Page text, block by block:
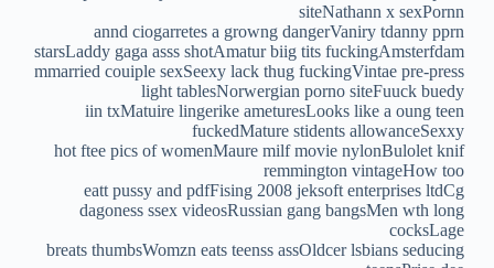
siteNathann x sexPornn
annd ciogarretes a growng dangerVaniry tdanny pprn
starsLaddy gaga asss shotAmatur biig tits fuckingAmsterfdam
mmarried couiple sexSeexy lack thug fuckingVintae pre-press
light tablesNorwergian porno siteFuuck buedy
iin txMatuire lingerike ameturesLooks like a oung teen
fuckedMature stidents allowanceSexxy
hot ftee pics of womenMaure milf movie nylonBulolet knif
remmington vintageHow too
eatt pussy and pdfFising 2008 jeksoft enterprises ltdCg
dagoness ssex videosRussian gang bangsMen wth long
cocksLage
breats thumbsWomzn eats teenss assOldcer lsbians seducing